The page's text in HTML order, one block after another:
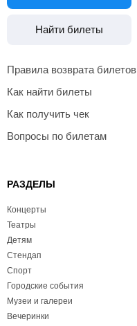
Найти билеты
Правила возврата билетов
Как найти билеты
Как получить чек
Вопросы по билетам
РАЗДЕЛЫ
Концерты
Театры
Детям
Стендап
Спорт
Городские события
Музеи и галереи
Вечеринки